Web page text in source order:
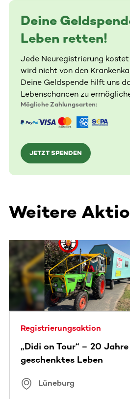
Deine
Leben retten!
Jede Neuregistrierung kostet
wird nicht von den
Deine Geldspende hilft uns
Lebenschancen zu
Mögliche Zahlungsarten:
JETZT SPENDEN
Weitere
Dieser Bereich enthält
Registrierungsaktion
„Didi on Tour“ – 20 Jahre
geschenktes Leben
Lüneburg